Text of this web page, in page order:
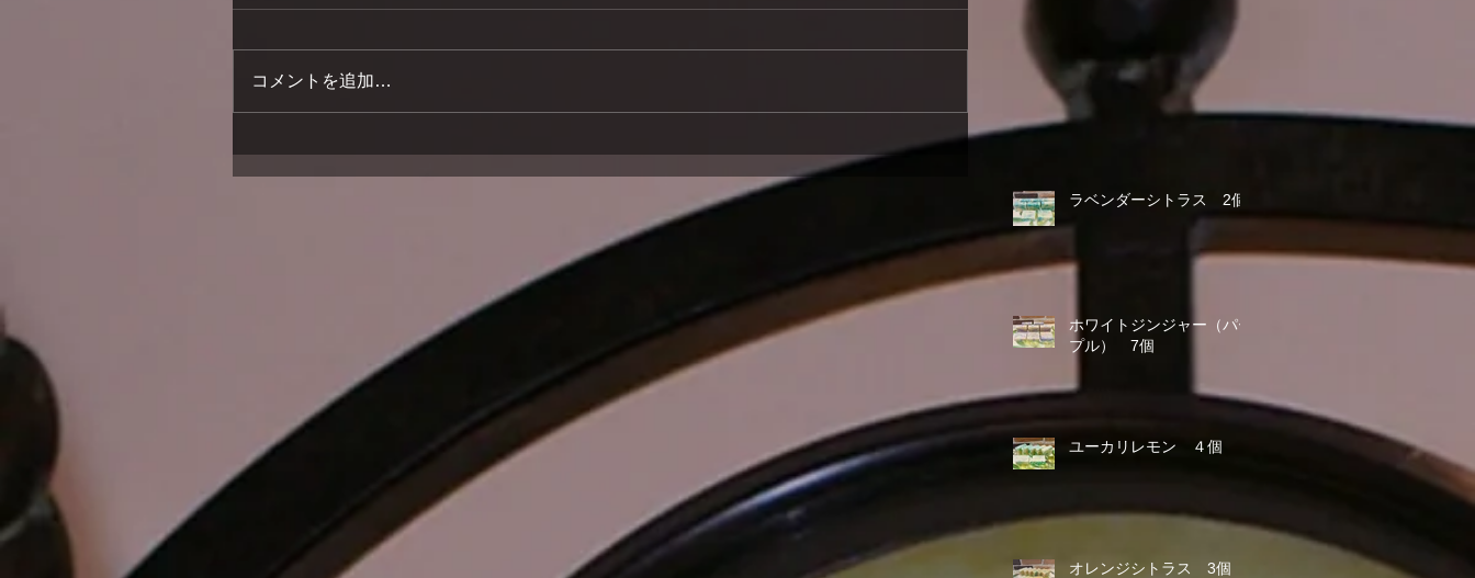
コメントを追加…
ラベンダーシトラス 2個
ホワイトジンジャー（パー
プル） 7個
ユーカリレモン ４個
オレンジシトラス 3個